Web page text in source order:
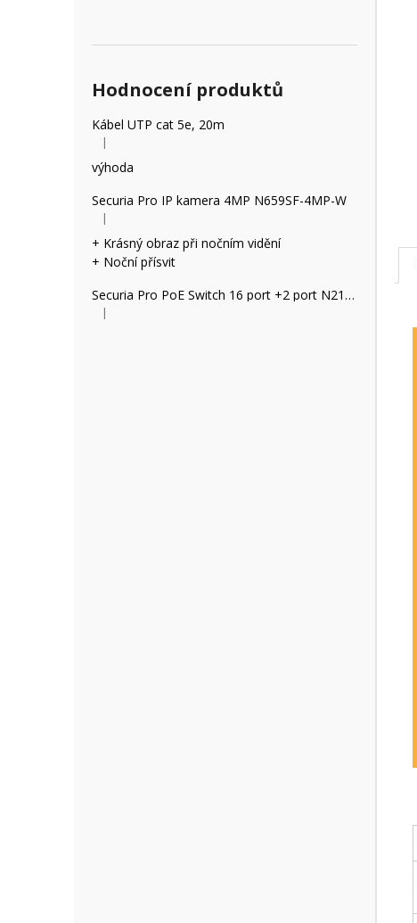
Hodnocení produktů
Kábel UTP cat 5e, 20m
Hodnocení produktu je 5 z 5 hvězdiček.
|
výhoda
Securia Pro IP kamera 4MP N659SF-4MP-W
Hodnocení produktu je 5 z 5 hvězdiček.
|
+ Krásný obraz při nočním vidění
+ Noční přísvit
Securia Pro PoE Switch 16 port +2 port N2162P
Hodnocení produktu je 2 z 5 hvězdiček.
|